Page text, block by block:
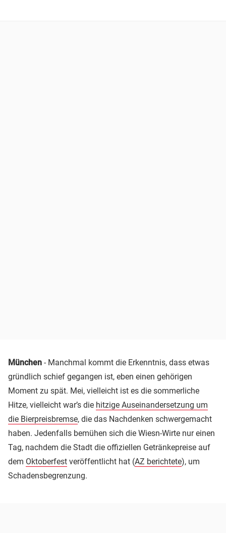
München - Manchmal kommt die Erkenntnis, dass etwas
gründlich schief gegangen ist, eben einen gehörigen
Moment zu spät. Mei, vielleicht ist es die sommerliche
Hitze, vielleicht war’s die hitzige Auseinandersetzung um
die Bierpreisbremse, die das Nachdenken schwergemacht
haben. Jedenfalls bemühen sich die Wiesn-Wirte nur einen
Tag, nachdem die Stadt die offiziellen Getränkepreise auf
dem Oktoberfest veröffentlicht hat (AZ berichtete), um
Schadensbegrenzung.